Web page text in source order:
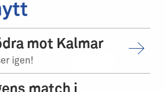
mot Kalmar
igen!
match i